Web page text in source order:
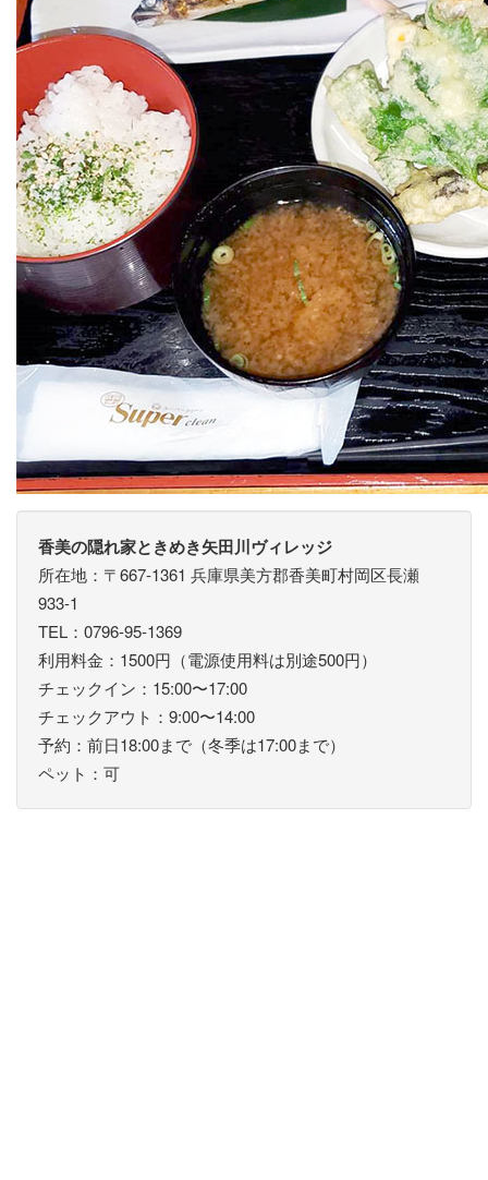
香美の隠れ家ときめき矢田川ヴィレッジ
所在地：〒667-1361 兵庫県美方郡香美町村岡区長瀬
933-1
TEL：0796-95-1369
利用料金：1500円（電源使用料は別途500円）
チェックイン：15:00〜17:00
チェックアウト：9:00〜14:00
予約：前日18:00まで（冬季は17:00まで）
ペット：可